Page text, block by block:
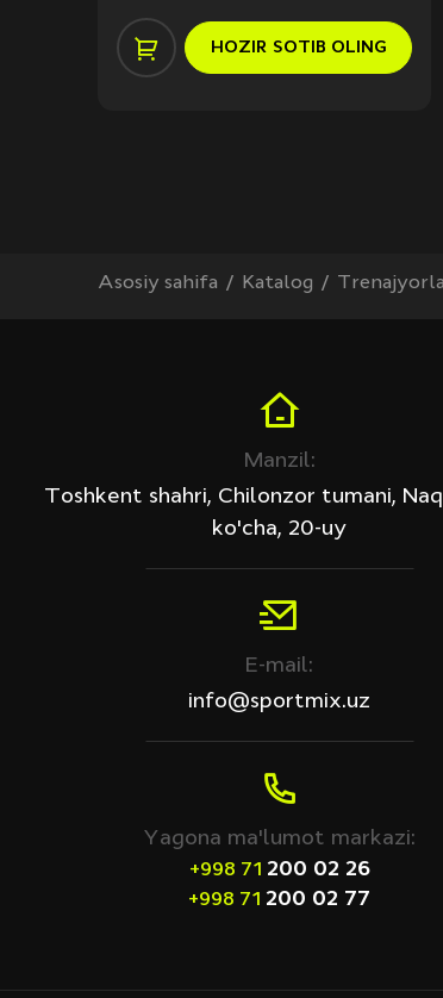
HOZIR SOTIB OLING
Asosiy sahifa Katalog
Manzil:
Toshkent shahri, Chilonzor tumani,
ko'cha, 20-uy
E-mail:
info@sportmix.uz
Yagona ma'lumot markazi:
+998 71 200 02 26
+998 71 200 02 77